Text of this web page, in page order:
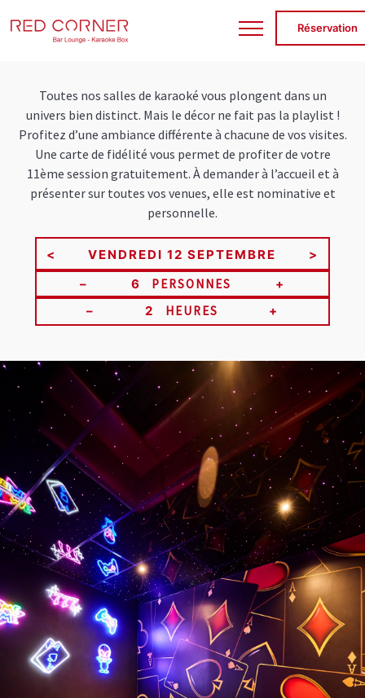
RED
Réservation
Toutes nos salles de karaoké vous plongent dans un
univers bien distinct. Mais le décor ne fait pas la playlist !
Profitez d’une ambiance différente à chacune de vos visites.
Une carte de fidélité vous permet de profiter de votre
11ème session gratuitement. À demander à l’accueil et à
présenter sur toutes vos venues, elle est nominative et
personnelle.
<
>
–
PERSONNES
+
–
HEURES +
carousel shows one large product image at a time. Use the